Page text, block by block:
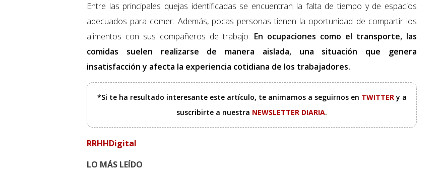
Entre las principales quejas identificadas se encuentran la falta de tiempo y de espacios
adecuados para comer. Además, pocas personas tienen la oportunidad de compartir los
alimentos con sus compañeros de trabajo. En ocupaciones como el transporte, las
comidas suelen realizarse de manera aislada, una situación que genera
insatisfacción y afecta la experiencia cotidiana de los trabajadores.
*Si te ha resultado interesante este artículo, te animamos a seguirnos en TWITTERy a
suscribirte a nuestra NEWSLETTER DIARIA.
RRHHDigital
LO MÁS LEÍDO